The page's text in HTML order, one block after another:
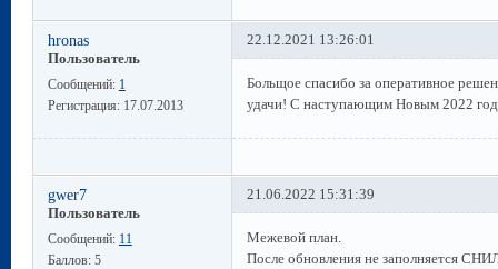
hronas
Пользователь
Сообщений: 1
Регистрация: 17.07.2013
22.12.2021 13:26:01
Больщое спасибо за оперативное
удачи! С наступающим Новым 2022
gwer7
Пользователь
Сообщений: 11
Баллов: 5
21.06.2022 15:31:39
Межевой план.
После обновления не заполняется